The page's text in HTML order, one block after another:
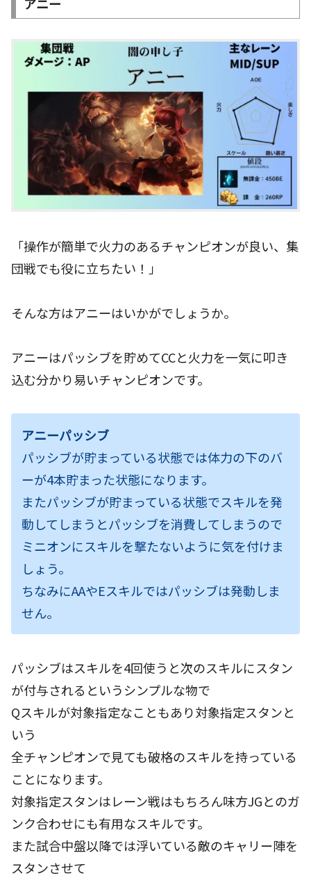
「操作が簡単で火力のあるチャンピオンが良い、集
団戦でも役に立ちたい！」
そんな方はアニーはいかがでしょうか。
アニーはパッシブを貯めてCCと火力を一気に叩き
込む分かり易いチャンピオンです。
アニーパッシブ
パッシブが貯まっている状態では体力の下のバ
ーが4本貯まった状態になります。
またパッシブが貯まっている状態でスキルを発
動してしまうとパッシブを消費してしまうので
ミニオンにスキルを撃たないように気を付けま
しょう。
ちなみにAAやEスキルではパッシブは発動しま
せん。
パッシブはスキルを4回使うと次のスキルにスタン
が付与されるというシンプルな物で
Qスキルが対象指定なこともあり対象指定スタンと
いう
全チャンピオンで見ても破格のスキルを持っている
ことになります。
対象指定スタンはレーン戦はもちろん味方JGとのガ
ンク合わせにも有用なスキルです。
また試合中盤以降では浮いている敵のキャリー陣を
スタンさせて